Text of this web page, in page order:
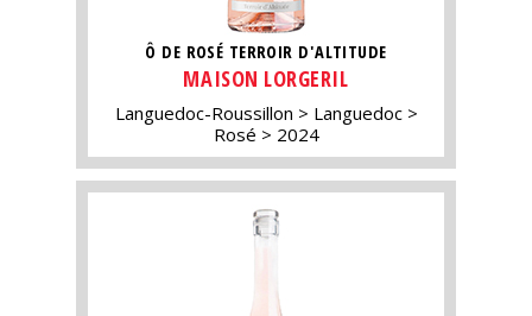
Ô DE ROSÉ TERROIR D'ALTITUDE
MAISON LORGERIL
Languedoc-Roussillon
Languedoc
Rosé
2024